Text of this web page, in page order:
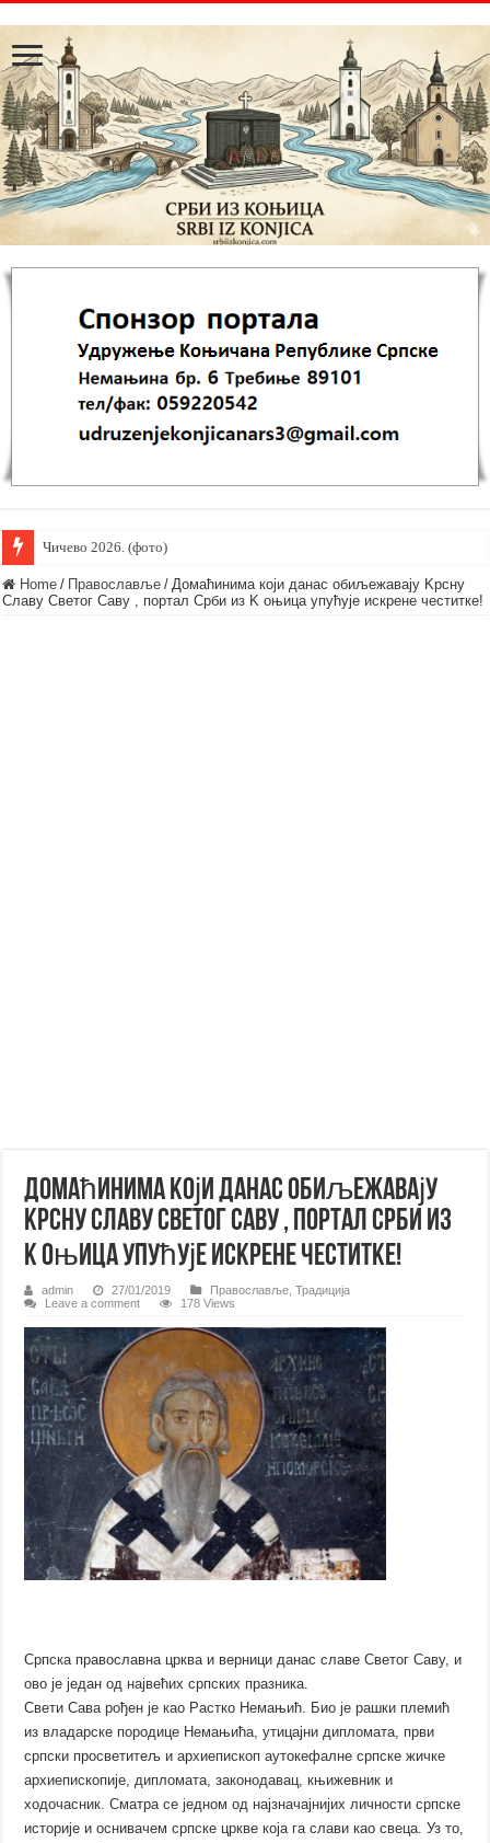
Чичево 2026. (фото)
Домаћинима који данас обиљежавају Крсну Славу Светог пророка
Home / Православље / Домаћинима који данас обиљежавају Kрсну
Славу Светог Саву , портал Срби из K оњица упућује искрене честитке!
Домаћинима који данас обиљежавају
Kрсну Славу Светог Саву , портал Срби из
K оњица упућује искрене честитке!
admin 27/01/2019 Православље ,Традиција
Leave a comment
178 Views
Српска православна црква и верници данас славе Светог Саву, и
ово је један од највећих српских празника.
Свети Сава рођен је као Растко Немањић. Био је рашки племић
из владарске породице Немањића, утицајни дипломата, први
српски просветитељ и архиепископ аутокефалне српске жичке
архиепископије, дипломата, законодавац, књижевник и
ходочасник. Сматра се једном од најзначајнијих личности српске
историје и оснивачем српске цркве која га слави као свеца. Уз то,